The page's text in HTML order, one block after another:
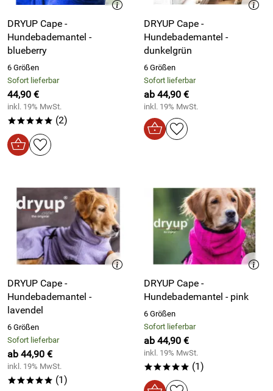
DRYUP Cape -
Hundebademantel -
blueberry
6 Größen
Sofort lieferbar
44,90 €
inkl. 19% MwSt.
***** (2)
DRYUP Cape -
Hundebademantel -
dunkelgrün
6 Größen
Sofort lieferbar
ab 44,90 €
inkl. 19% MwSt.
DRYUP Cape -
Hundebademantel -
lavendel
6 Größen
Sofort lieferbar
ab 44,90 €
inkl. 19% MwSt.
***** (1)
DRYUP Cape -
Hundebademantel - pink
6 Größen
Sofort lieferbar
ab 44,90 €
inkl. 19% MwSt.
***** (1)